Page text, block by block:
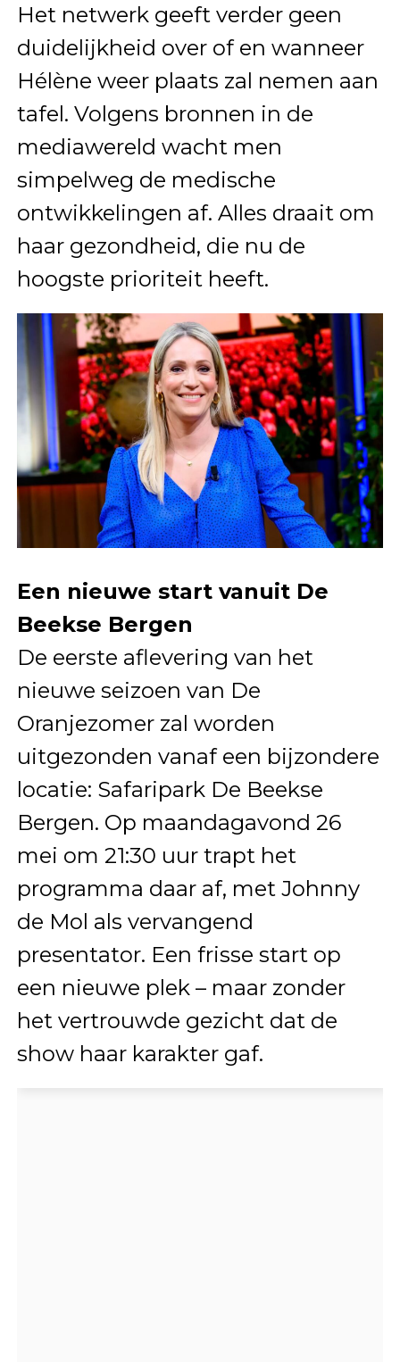
Het netwerk geeft verder geen
duidelijkheid over of en wanneer
Hélène weer plaats zal nemen aan
tafel. Volgens bronnen in de
mediawereld wacht men
simpelweg de medische
ontwikkelingen af. Alles draait om
haar gezondheid, die nu de
hoogste prioriteit heeft.
Een nieuwe start vanuit De
Beekse Bergen
De eerste aflevering van het
nieuwe seizoen van De
Oranjezomer zal worden
uitgezonden vanaf een bijzondere
locatie: Safaripark De Beekse
Bergen. Op maandagavond 26
mei om 21:30 uur trapt het
programma daar af, met Johnny
de Mol als vervangend
presentator. Een frisse start op
een nieuwe plek – maar zonder
het vertrouwde gezicht dat de
show haar karakter gaf.